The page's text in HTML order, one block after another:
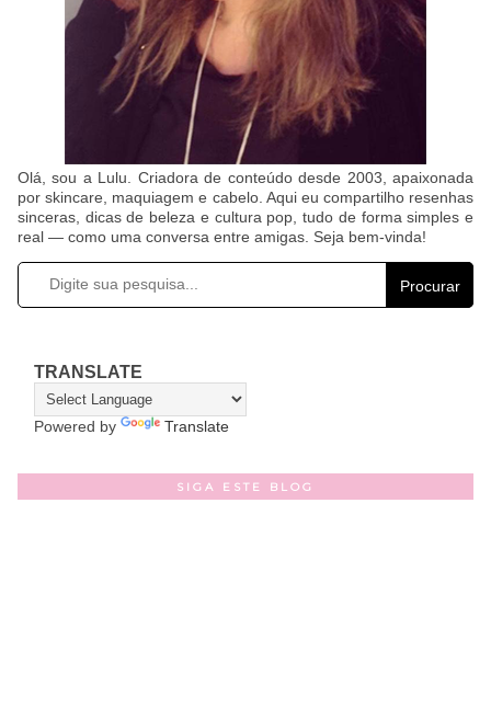
Olá, sou a Lulu. Criadora de conteúdo desde 2003, apaixonada
por skincare, maquiagem e cabelo. Aqui eu compartilho resenhas
sinceras, dicas de beleza e cultura pop, tudo de forma simples e
real — como uma conversa entre amigas. Seja bem-vinda!
Procurar
TRANSLATE
Powered by Translate
SIGA ESTE BLOG